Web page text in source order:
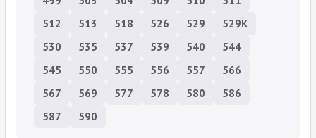
512
513 518 526 529
529К
530
535 537 539 540
544
545
550 555 556 557
566
567
569 577 578 580
586
587
590